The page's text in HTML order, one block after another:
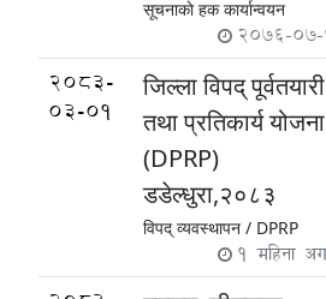
सूचनाकाे हक कार्यान्वयन
2076-
2083-
03-01
जिल्ला विपद् पूर्वतयारी
तथा प्रतिकार्य योजना
(DPRP)
डडेल्धुरा,२०८३
विपद् व्यवस्थापन / DPRP
1 महिना